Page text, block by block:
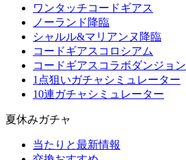
ワンタッチコードギアス
ノーランド降臨
シャルル&マリアンヌ降臨
コードギアスコロシアム
コードギアスコラボダンジョン
1点狙いガチャシミュレーター
10連ガチャシミュレーター
夏休みガチャ
当たりと最新情報